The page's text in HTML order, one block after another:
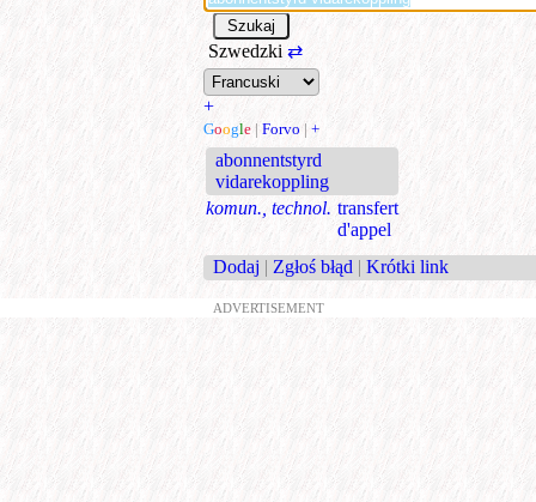
Szwedzki ⇄
+
Google | Forvo | +
abonnentstyrd
vidarekoppling
komun., technol. transfert
d'appel
Dodaj | Zgłoś błąd | Krótki link
ADVERTISEMENT